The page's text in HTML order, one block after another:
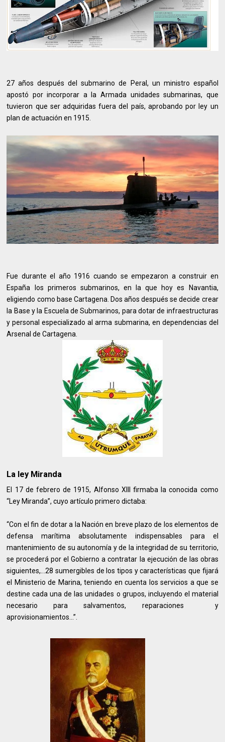
27 años después del submarino de Peral, un ministro español
apostó por incorporar a la Armada unidades submarinas, que
tuvieron que ser adquiridas fuera del país, aprobando por ley un
plan de actuación en 1915.
Fue durante el año 1916 cuando se empezaron a construir en
España los primeros submarinos, en la que hoy es Navantia,
eligiendo como base Cartagena. Dos años después se decide crear
la Base y la Escuela de Submarinos, para dotar de infraestructuras
y personal especializado al arma submarina, en dependencias del
Arsenal de Cartagena.
La ley Miranda
El 17 de febrero de 1915, Alfonso XIII firmaba la conocida como
“Ley Miranda”, cuyo artículo primero dictaba:
“Con el fin de dotar a la Nación en breve plazo de los elementos de
defensa marítima absolutamente indispensables para el
mantenimiento de su autonomía y de la integridad de su territorio,
se procederá por el Gobierno a contratar la ejecución de las obras
siguientes,…28 sumergibles de los tipos y características que fijará
el Ministerio de Marina, teniendo en cuenta los servicios a que se
destine cada una de las unidades o grupos, incluyendo el material
necesario para salvamentos, reparaciones y
aprovisionamientos…”.